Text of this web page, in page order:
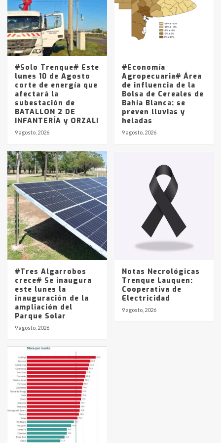
5
Los precios de los combustibles en
La Pampa, desde YPF hasta Axion
entre 857 a 1338 pesos
#Solo Trenque# Este
lunes 10 de Agosto
corte de energía que
afectará la
subestación de
BATALLON 2 DE
INFANTERÍA y ORZALI
9 agosto, 2026
#Economía
Agropecuaria# Área
de influencia de la
Bolsa de Cereales de
Bahía Blanca: se
preven lluvias y
heladas
9 agosto, 2026
#Tres Algarrobos
crece# Se inaugura
este lunes la
inauguración de la
ampliación del
Parque Solar
9 agosto, 2026
Notas Necrológicas
Trenque Lauquen:
Cooperativa de
Electricidad
9 agosto, 2026